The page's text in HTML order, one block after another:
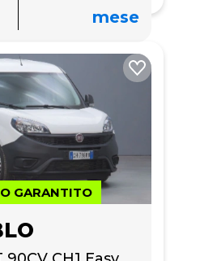
mese
GARANTITO